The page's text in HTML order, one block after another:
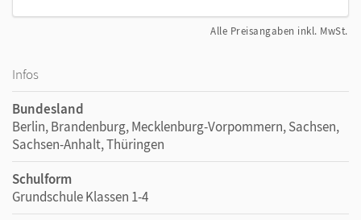
Alle Preisangaben inkl. MwSt.
Infos
Bundesland
Berlin, Brandenburg, Mecklenburg-Vorpommern, Sachsen,
Sachsen-Anhalt, Thüringen
Schulform
Grundschule Klassen 1-4